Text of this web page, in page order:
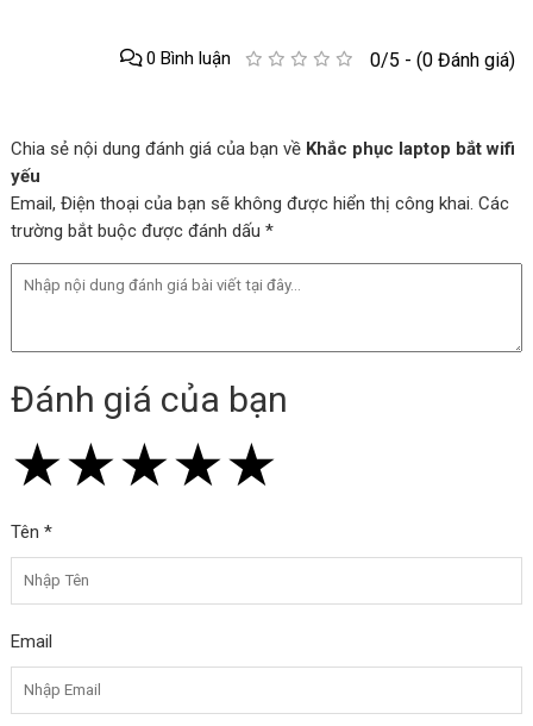
0/5 - (0 Đánh giá)
0 Bình luận
Chia sẻ nội dung đánh giá của bạn về Khắc phục laptop bắt wifi
yếu
Email, Điện thoại của bạn sẽ không được hiển thị công khai. Các
trường bắt buộc được đánh dấu *
Đánh giá của bạn
★
★★
★★★
★★★★
★★★★★
Tên *
Email